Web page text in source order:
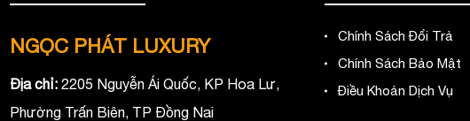
NGỌC PHÁT LUXURY
Địa chỉ: 2205 Nguyễn Ái Quốc, KP Hoa Lư,
Phường Trấn Biên, TP Đồng Nai
Chính Sách Đổi Trả
Chính Sách Bảo Mật
Điều Khoản Dịch Vụ